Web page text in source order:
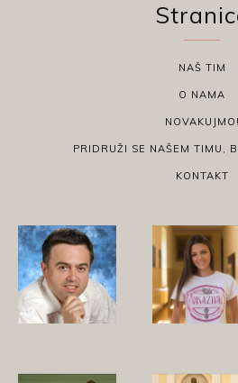
NAŠ TIM
O NAMA
NOVAKUJMO!
PRIDRUŽI SE NAŠEM TIMU,
KONTAKT